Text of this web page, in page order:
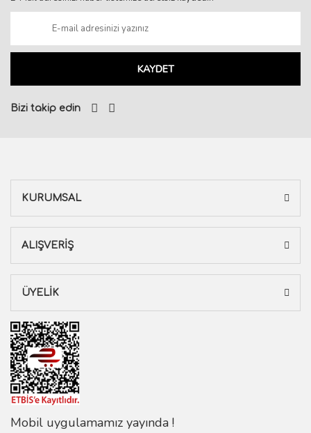
KAYDET
Bizi takip edin
KURUMSAL
ALIŞVERİŞ
ÜYELİK
Mobil uygulamamız yayında !